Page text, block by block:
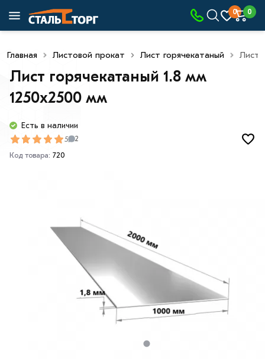
0 0
Главная Листовой прокат Лист горячекатаный Лист
Лист горячекатаный 1.8 мм
1250х2500 мм
Есть в наличии
5 2
Код товара: 720